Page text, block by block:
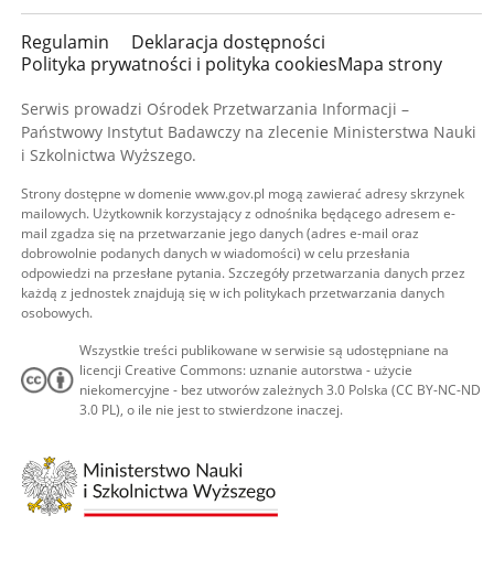
Regulamin
Deklaracja dostępności
Polityka prywatności i polityka cookiesMapa strony
Serwis prowadzi Ośrodek Przetwarzania Informacji –
Państwowy Instytut Badawczy na zlecenie Ministerstwa Nauki
i Szkolnictwa Wyższego.
Strony dostępne w domenie www.gov.pl mogą zawierać adresy skrzynek
mailowych. Użytkownik korzystający z odnośnika będącego adresem e-
mail zgadza się na przetwarzanie jego danych (adres e-mail oraz
dobrowolnie podanych danych w wiadomości) w celu przesłania
odpowiedzi na przesłane pytania. Szczegóły przetwarzania danych przez
każdą z jednostek znajdują się w ich politykach przetwarzania danych
osobowych.
Wszystkie treści publikowane w serwisie są udostępniane na
licencji Creative Commons: uznanie autorstwa - użycie
niekomercyjne - bez utworów zależnych 3.0 Polska (CC BY-NC-ND
3.0 PL), o ile nie jest to stwierdzone inaczej.